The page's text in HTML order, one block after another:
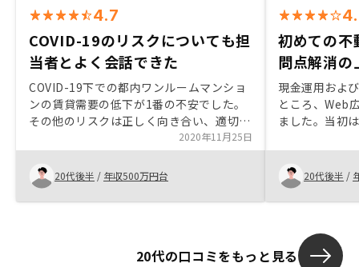
4.7
COVID-19のリスクについても担
当者とよく会話できた
COVID-19下での都内ワンルームマンショ
ンの賃貸需要の低下が1番の不安でした。
その他のリスクは正しく向き合い、適切な
対処をとれば恐れることはないと考えまし
た。 COVID-19のリスクについて、担当者
とよく会話し、実需の低下のリスクについ
て、自分なりの結論を出すことができたの
で、購入に至りました。ご紹介いただく物
す。ただ、割高でも他社と比べて貴社から
2020年11月25日
20代後半 / 年収500万円台
初めての不
問点解消の
現金運用およ
ところ、Web
ました。当初
き基礎知識や
ら進めること
の都合で空け
況でしたがご
ができました。
20代後半 /
20代の口コミをもっと見る